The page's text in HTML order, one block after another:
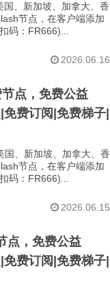
、新加坡、加拿大、香
节点，在客户端添加
码：FR666)...
2026.06.16
点，免费公益
费订阅|免费梯子|
国、新加坡、加拿大、香
节点，在客户端添加
码：FR666)...
2026.06.15
点，免费公益
费订阅|免费梯子|